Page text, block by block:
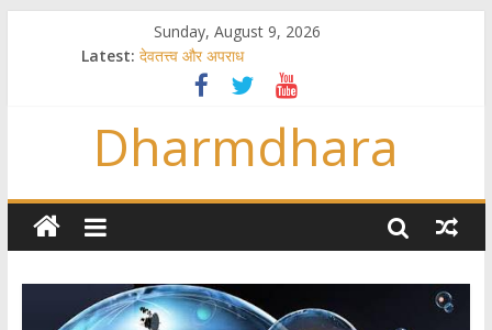
Sunday, August 9, 2026
Latest: देवतत्त्व और अपराध
स्त्रियाँ वेदाधिकारिणी क्यों नहीं हैं
विश्व का सबसे बड़ा और वैज्ञानिक समय गणना तन्त्र
तुम्हीं हो माता, पिता तुम्हीं हो ??
गौ सेवा और राजयोग
Dharmdhara